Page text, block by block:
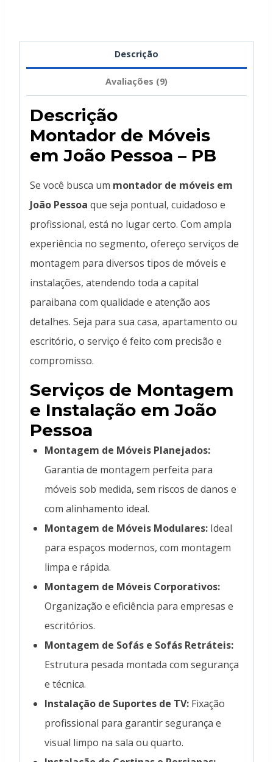
Descrição
Avaliações (9)
Descrição
Montador de Móveis
em João Pessoa – PB
Se você busca um montador de móveis em
João Pessoa que seja pontual, cuidadoso e
profissional, está no lugar certo. Com ampla
experiência no segmento, ofereço serviços de
montagem para diversos tipos de móveis e
instalações, atendendo toda a capital
paraibana com qualidade e atenção aos
detalhes. Seja para sua casa, apartamento ou
escritório, o serviço é feito com precisão e
compromisso.
Serviços de Montagem
e Instalação em João
Pessoa
Montagem de Móveis Planejados:
Garantia de montagem perfeita para
móveis sob medida, sem riscos de danos e
com alinhamento ideal.
Montagem de Móveis Modulares: Ideal
para espaços modernos, com montagem
limpa e rápida.
Montagem de Móveis Corporativos:
Organização e eficiência para empresas e
escritórios.
Montagem de Sofás e Sofás Retráteis:
Estrutura pesada montada com segurança
e técnica.
Instalação de Suportes de TV: Fixação
profissional para garantir segurança e
visual limpo na sala ou quarto.